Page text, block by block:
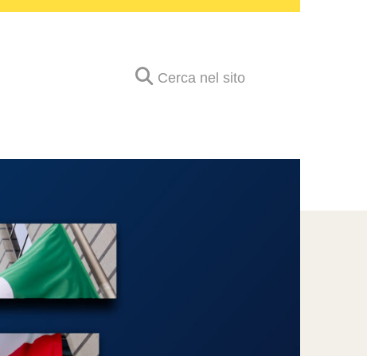
Cerca nel sito